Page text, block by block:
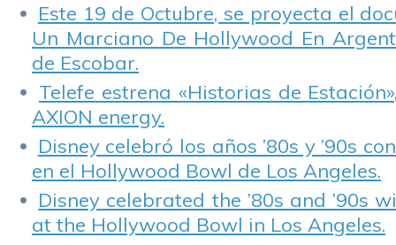
Este 19 de Octubre, se proyecta el
Un Marciano De Hollywood En
de Escobar.
Telefe estrena «Historias de
AXION energy.
Disney celebró los años ’80s y ’90s
en el Hollywood Bowl de Los Angeles.
Disney celebrated the ’80s and ’90s
at the Hollywood Bowl in Los Angeles.